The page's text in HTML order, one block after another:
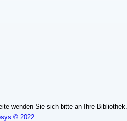
wenden Sie sich bitte an Ihre Bibliothek.
© 2022